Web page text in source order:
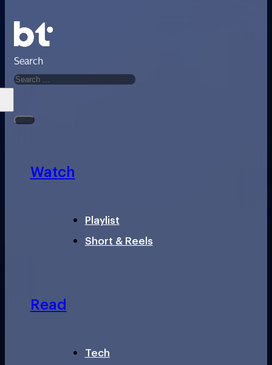
Search
Watch
Playlist
Short & Reels
Read
Tech